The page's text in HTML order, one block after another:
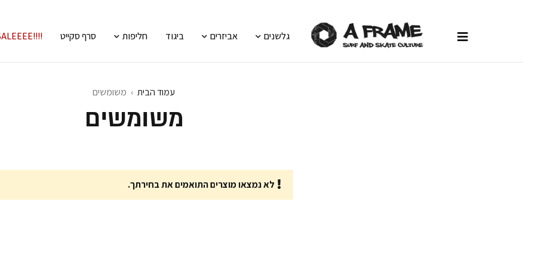
גלשנים אביזרים ביגוד חליפות סרף סקייט !!!!SALEEEE
עמוד הבית › משומשים
משומשים
לא נמצאו מוצרים התואמים את בחירתך.